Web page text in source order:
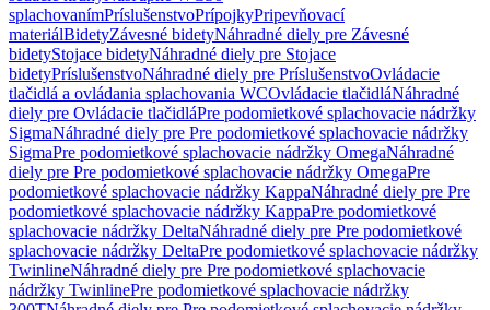
splachovanímPríslušenstvoPrípojkyPripevňovací
materiálBidetyZávesné bidetyNáhradné diely pre Závesné
bidetyStojace bidetyNáhradné diely pre Stojace
bidetyPríslušenstvoNáhradné diely pre PríslušenstvoOvládacie
tlačidlá a ovládania splachovania WCOvládacie tlačidláNáhradné
diely pre Ovládacie tlačidláPre podomietkové splachovacie nádržky
SigmaNáhradné diely pre Pre podomietkové splachovacie nádržky
SigmaPre podomietkové splachovacie nádržky OmegaNáhradné
diely pre Pre podomietkové splachovacie nádržky OmegaPre
podomietkové splachovacie nádržky KappaNáhradné diely pre Pre
podomietkové splachovacie nádržky KappaPre podomietkové
splachovacie nádržky DeltaNáhradné diely pre Pre podomietkové
splachovacie nádržky DeltaPre podomietkové splachovacie nádržky
TwinlineNáhradné diely pre Pre podomietkové splachovacie
nádržky TwinlinePre podomietkové splachovacie nádržky